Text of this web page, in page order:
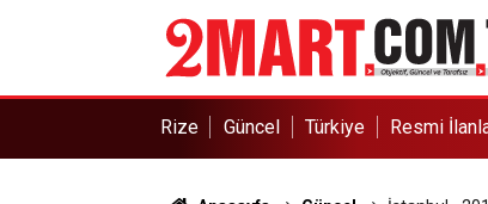
Rize Güncel Türkiye Resmi